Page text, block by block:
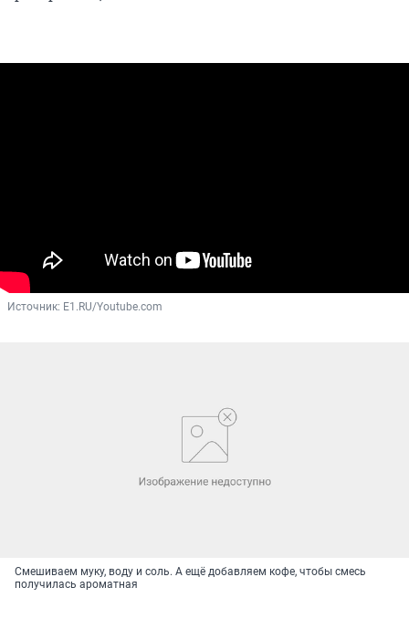
Источник: E1.RU/Youtube.com
Смешиваем муку, воду и соль. А ещё добавляем кофе, чтобы смесь
получилась ароматная